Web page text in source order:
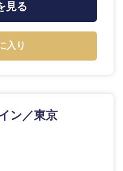
見る
入り
ン／東京